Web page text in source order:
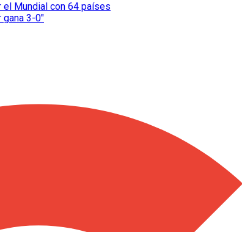
el Mundial con 64 países
gana 3-0"